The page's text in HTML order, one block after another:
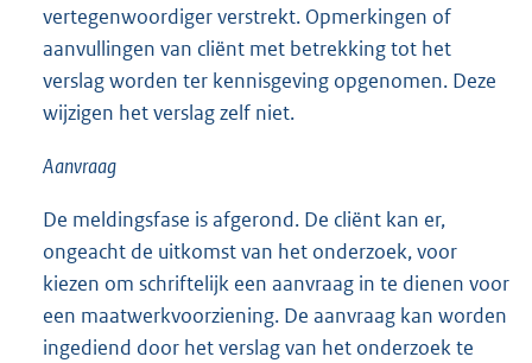
vertegenwoordiger verstrekt. Opmerkingen of
aanvullingen van cliënt met betrekking tot het
verslag worden ter kennisgeving opgenomen. Deze
wijzigen het verslag zelf niet.
Aanvraag
De meldingsfase is afgerond. De cliënt kan er,
ongeacht de uitkomst van het onderzoek, voor
kiezen om schriftelijk een aanvraag in te dienen voor
een maatwerkvoorziening. De aanvraag kan worden
ingediend door het verslag van het onderzoek te